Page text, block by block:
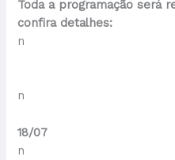
Toda a programação será
confira detalhes:
n
n
18/07
n